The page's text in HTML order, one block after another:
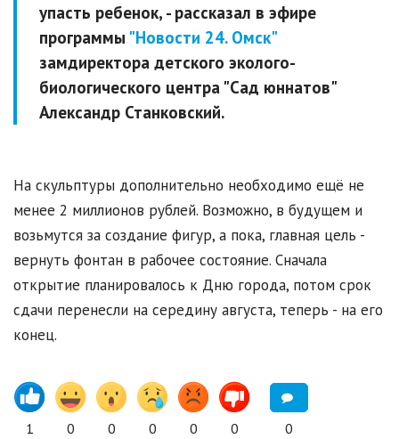
упасть ребенок, - рассказал в эфире
программы "Новости 24. Омск"
замдиректора детского эколого-
биологического центра "Сад юннатов"
Александр Станковский.
На скульптуры дополнительно необходимо ещё не
менее 2 миллионов рублей. Возможно, в будущем и
возьмутся за создание фигур, а пока, главная цель -
вернуть фонтан в рабочее состояние. Сначала
открытие планировалось к Дню города, потом срок
сдачи перенесли на середину августа, теперь - на его
конец.
1 0 0 0 0 0 0